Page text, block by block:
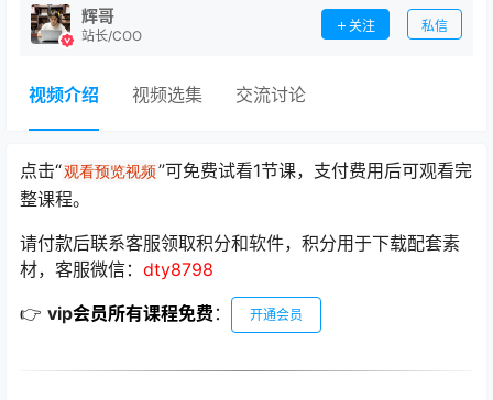
辉哥
站长/COO
关注 私信
视频介绍 视频选集 交流讨论
点击“观看预览视频”可免费试看1节课，支付费用后可观看完
整课程。
请付款后联系客服领取积分和软件，积分用于下载配套素
材，客服微信： dty8798
👉 vip会员所有课程免费 ： 开通会员